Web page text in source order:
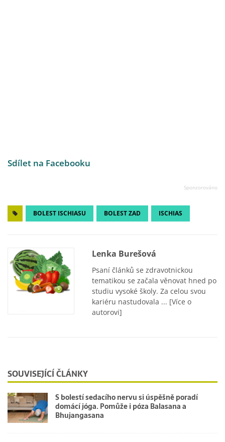
Sdílet na Facebooku
BOLEST ISCHIASU BOLEST ZAD ISCHIAS
Lenka Burešová
Psaní článků se zdravotnickou
tematikou se začala věnovat hned po
studiu vysoké školy. Za celou svou
kariéru nastudovala ... [Více o
autorovi]
SOUVISEJÍCÍ ČLÁNKY
S bolestí sedacího nervu si úspěšně poradí
domácí jóga. Pomůže i póza Balasana a
Bhujangasana